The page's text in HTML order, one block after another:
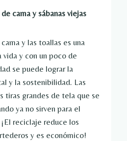
cama y sábanas viejas
y las toallas es una
y con un poco de
se puede lograr la
y la sostenibilidad. Las
tiras grandes de tela que se
ya no sirven para el
reciclaje reduce los
y es económico!